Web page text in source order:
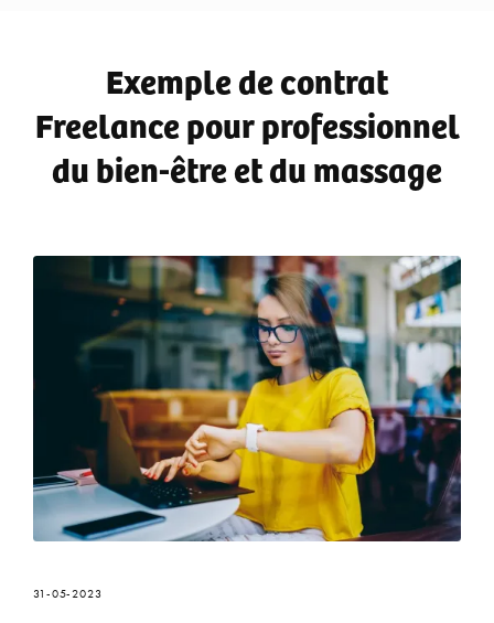
Exemple de contrat
Freelance pour professionnel
du bien-être et du massage
31-05-2023